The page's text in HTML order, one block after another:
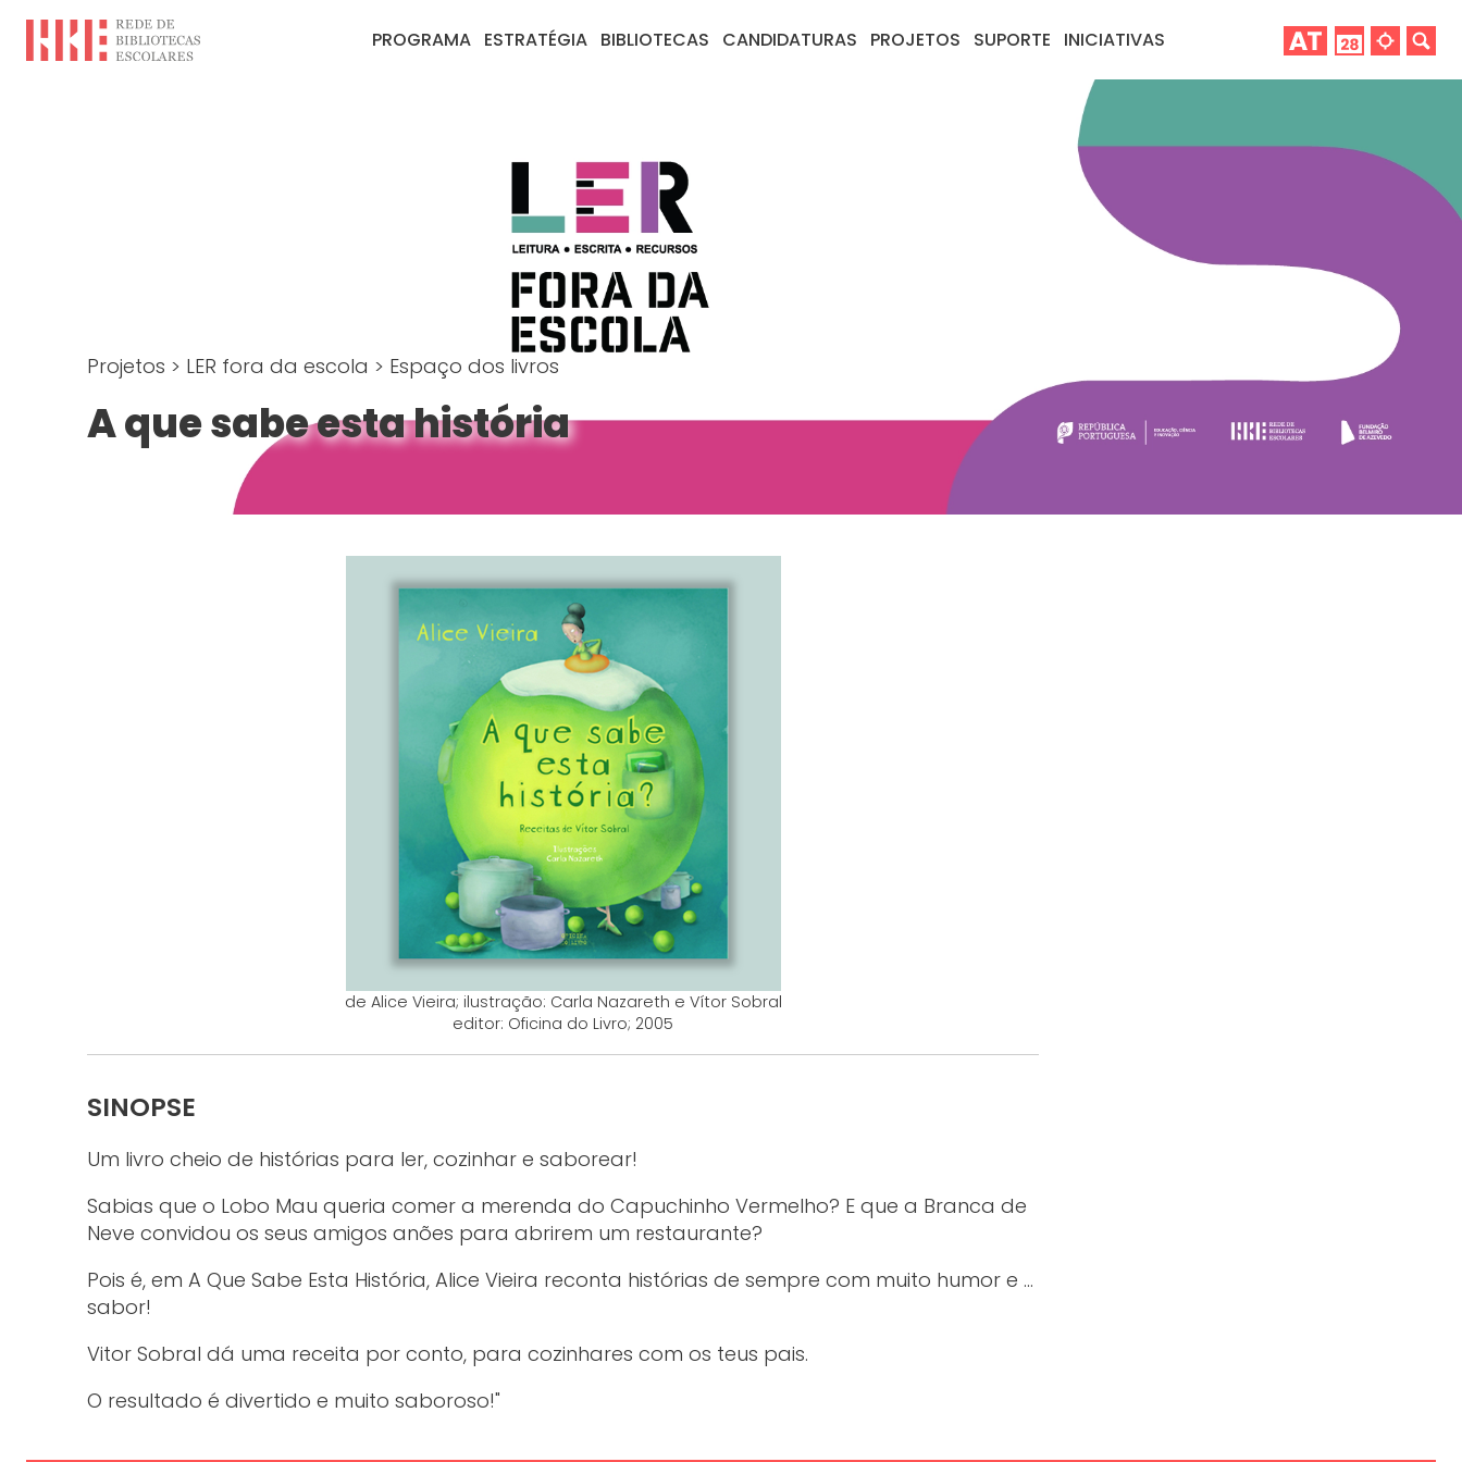
PROGRAMA ESTRATÉGIA BIBLIOTECAS CANDIDATURAS PROJETOS SUPORTE INICIATIVAS
Projetos > LER fora da escola > Espaço dos livros
A que sabe esta história
de Alice Vieira; ilustração: Carla Nazareth e Vítor Sobral
editor: Oficina do Livro; 2005
SINOPSE
Um livro cheio de histórias para ler, cozinhar e saborear!
Sabias que o Lobo Mau queria comer a merenda do Capuchinho Vermelho? E que a Branca de
Neve convidou os seus amigos anões para abrirem um restaurante?
Pois é, em A Que Sabe Esta História, Alice Vieira reconta histórias de sempre com muito humor e ...
sabor!
Vitor Sobral dá uma receita por conto, para cozinhares com os teus pais.
O resultado é divertido e muito saboroso!"